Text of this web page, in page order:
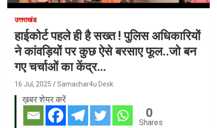
उत्तराखंड
हाईकोर्ट पहले ही है सख्त ! पुलिस अधिकारियों
ने कांवड़ियों पर कुछ ऐसे बरसाए फूल..जो बन
गए चर्चाओं का केंद्र…
16 Jul, 2025 Samachar4u Desk
ख़बर शेयर करें
0
Shares